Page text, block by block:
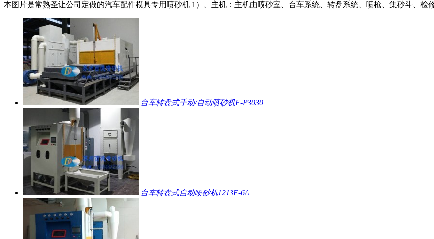
本图片是常熟圣让公司定做的汽车配件模具专用喷砂机 1）、主机：主机由喷砂室、台车系统、转盘系统、喷枪、集砂斗、检
台车转盘式手动/自动喷砂机F-P3030
台车转盘式自动喷砂机1213F-6A